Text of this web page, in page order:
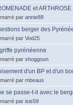
et
par annie88
berger des
par Vod25
pyrénéenne
par shoggoun
d'un BP et d'un
par mbeaus
se passe-t-il avec le
par isis59